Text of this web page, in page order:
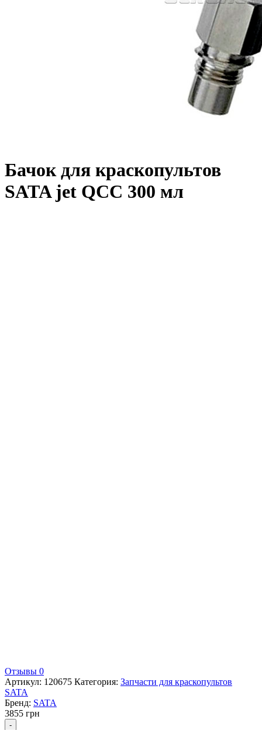
Бачок для краскопультов
SATA jet QCC 300 мл
Отзывы 0
Артикул: 120675 Категория: Запчасти для краскопультов
SATA
Бренд: SATA
3855 грн
- Количество